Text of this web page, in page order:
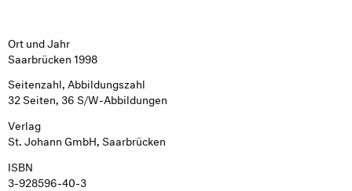
Ort und Jahr
Saarbrücken 1998
Seitenzahl, Abbildungszahl
32 Seiten, 36 S/W-Abbildungen
Verlag
St. Johann GmbH, Saarbrücken
ISBN
3-928596-40-3